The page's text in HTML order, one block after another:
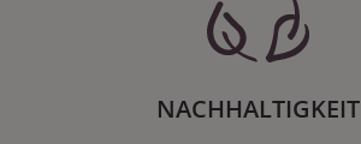
NACHHALTIGKEIT